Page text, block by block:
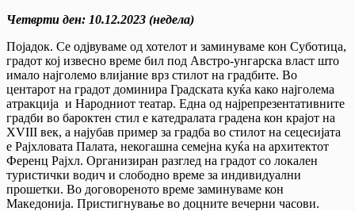
Четврти ден: 10.12.2023 (недела)
Појадок. Се одјвуваме од хотелот и заминуваме кон Суботица,
градот кој извесно време бил под Австро-унгарска власт што
имало најголемо влијание врз стилот на градбите. Во
центарот на градот доминира Градската куќа како најголема
атракција и Народниот театар. Една од најрепрезентативните
градби во бароктен стил е катедралата градена кон крајот на
XVIII век, а најубав пример за градба во стилот на сецесијата
е Рајхловата Палата, некогашна семејна куќа на архитектот
Ференц Рајхл. Организиран разглед на градот со локален
туристички водич и слободно време за индивидуални
прошетки. Во договореното време заминуваме кон
Македонија. Пристигнување во доцните вечерни часови.